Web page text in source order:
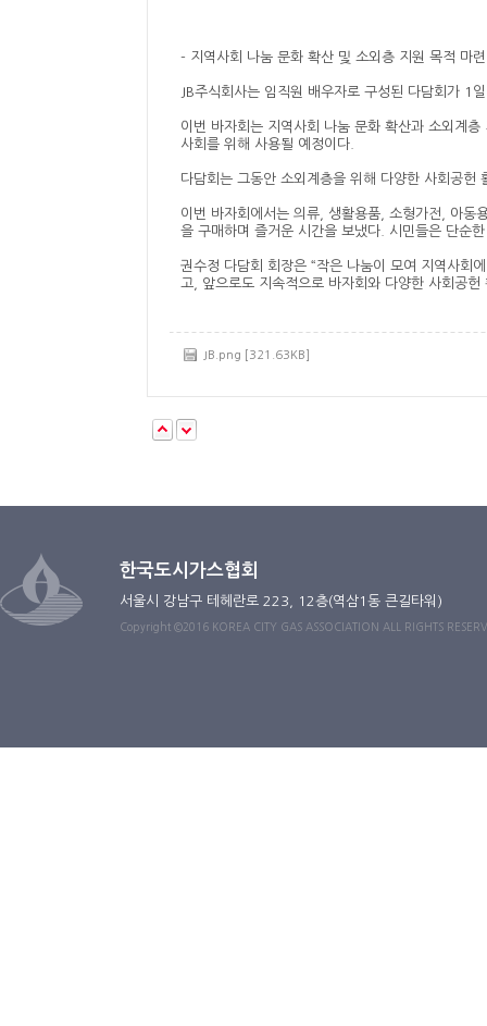
- 지역사회 나눔 문화 확산 및 소외층 지원 목적 마련
JB주식회사는 임직원 배우자로 구성된 다담회가 1
이번 바자회는 지역사회 나눔 문화 확산과 소외계층
사회를 위해 사용될 예정이다
다담회는 그동안 소외계층을 위해 다양한 사회공헌
이번 바자회에서는 의류 생활용품 소형가전
아동
을 구매하며 즐거운 시간을 보냈다
시민들은 단순
권수정 다담회 회장은 “작은 나눔이 모여 지역사회
고
앞으로도 지속적으로 바자회와 다양한 사회공헌
JB.png [321.63KB]
한국도시가스협회
서울시 강남구 테헤란로 223, 12층(역삼1동 큰길타워)
Copyright ©2016 KOREA CITY GAS ASSOCIATION ALL RIGHTS